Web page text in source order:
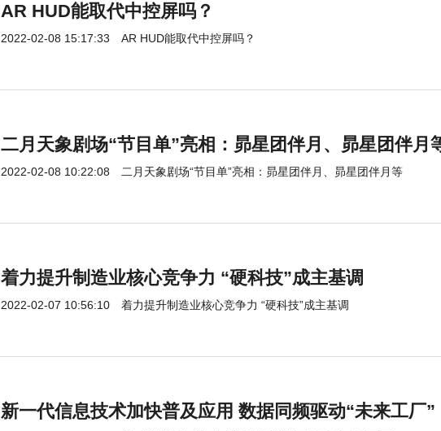
AR HUD能取代中控屏吗？
2022-02-08 15:17:33 AR HUD能取代中控屏吗？
二月天象剧场“节目单”亮相：昴星团伴月、昴星团伴月
2022-02-08 10:22:08 二月天象剧场“节目单”亮相：昴星团伴月、昴星团伴月等
着力提升制造业核心竞争力 “硬科技”成主基调
2022-02-07 10:56:10 着力提升制造业核心竞争力 “硬科技”成主基调
新一代信息技术加快普及应用 数据同频驱动“未来工厂”